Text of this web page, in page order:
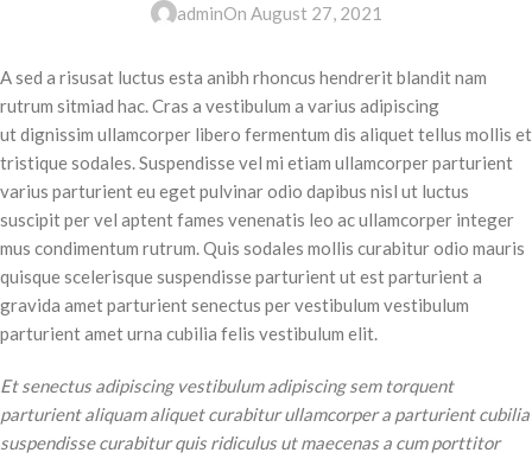
adminOn August 27, 2021
A sed a risusat luctus esta anibh rhoncus hendrerit blandit nam
rutrum sitmiad hac. Cras a vestibulum a varius adipiscing
ut dignissim ullamcorper libero fermentum dis aliquet tellus mollis et
tristique sodales. Suspendisse vel mi etiam ullamcorper parturient
varius parturient eu eget pulvinar odio dapibus nisl ut luctus
suscipit per vel aptent fames venenatis leo ac ullamcorper integer
mus condimentum rutrum. Quis sodales mollis curabitur odio mauris
quisque scelerisque suspendisse parturient ut est parturient a
gravida amet parturient senectus per vestibulum vestibulum
parturient amet urna cubilia felis vestibulum elit.
Et senectus adipiscing vestibulum adipiscing sem torquent
parturient aliquam aliquet curabitur ullamcorper a parturient cubilia
suspendisse curabitur quis ridiculus ut maecenas a cum porttitor